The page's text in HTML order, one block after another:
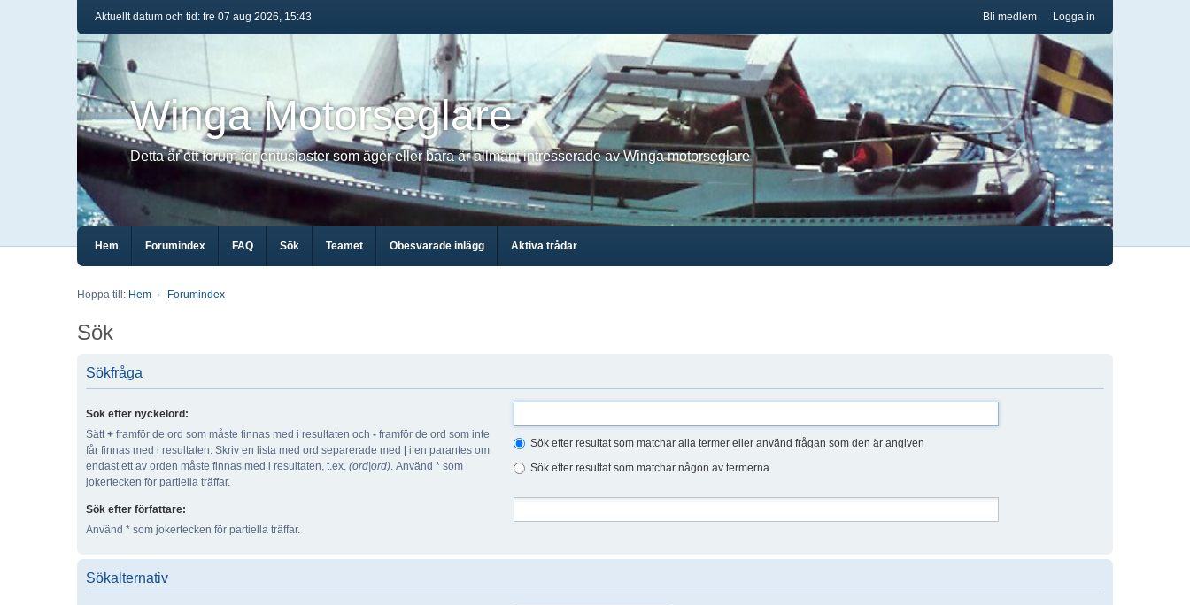
Logga in
Bli medlem
Aktuellt datum och tid: fre 07 aug 2026, 15:43
Winga Motorseglare
Detta är ett forum för entusiaster som äger eller bara är allmänt intresserade av Winga motorseglare
Hem Forumindex FAQ Sök Teamet Obesvarade inlägg Aktiva trådar
Hoppa till: Hem Forumindex
Sök
Sökfråga
Sök efter nyckelord:
Sätt+ framför de ord som måste finnas med i resultaten och - framför de ord som inte
får finnas med i resultaten. Skriv en lista med ord separerade med
i en parantes om
endast ett av orden måste finnas med i resultaten, t.ex. (ord|ord). Använd * som
jokertecken för partiella träffar.
Sök efter resultat som matchar alla termer eller använd frågan som den är angiven
Sök efter resultat som matchar någon av termerna
Sök efter författare:
Använd * som jokertecken för partiella träffar.
Sökalternativ